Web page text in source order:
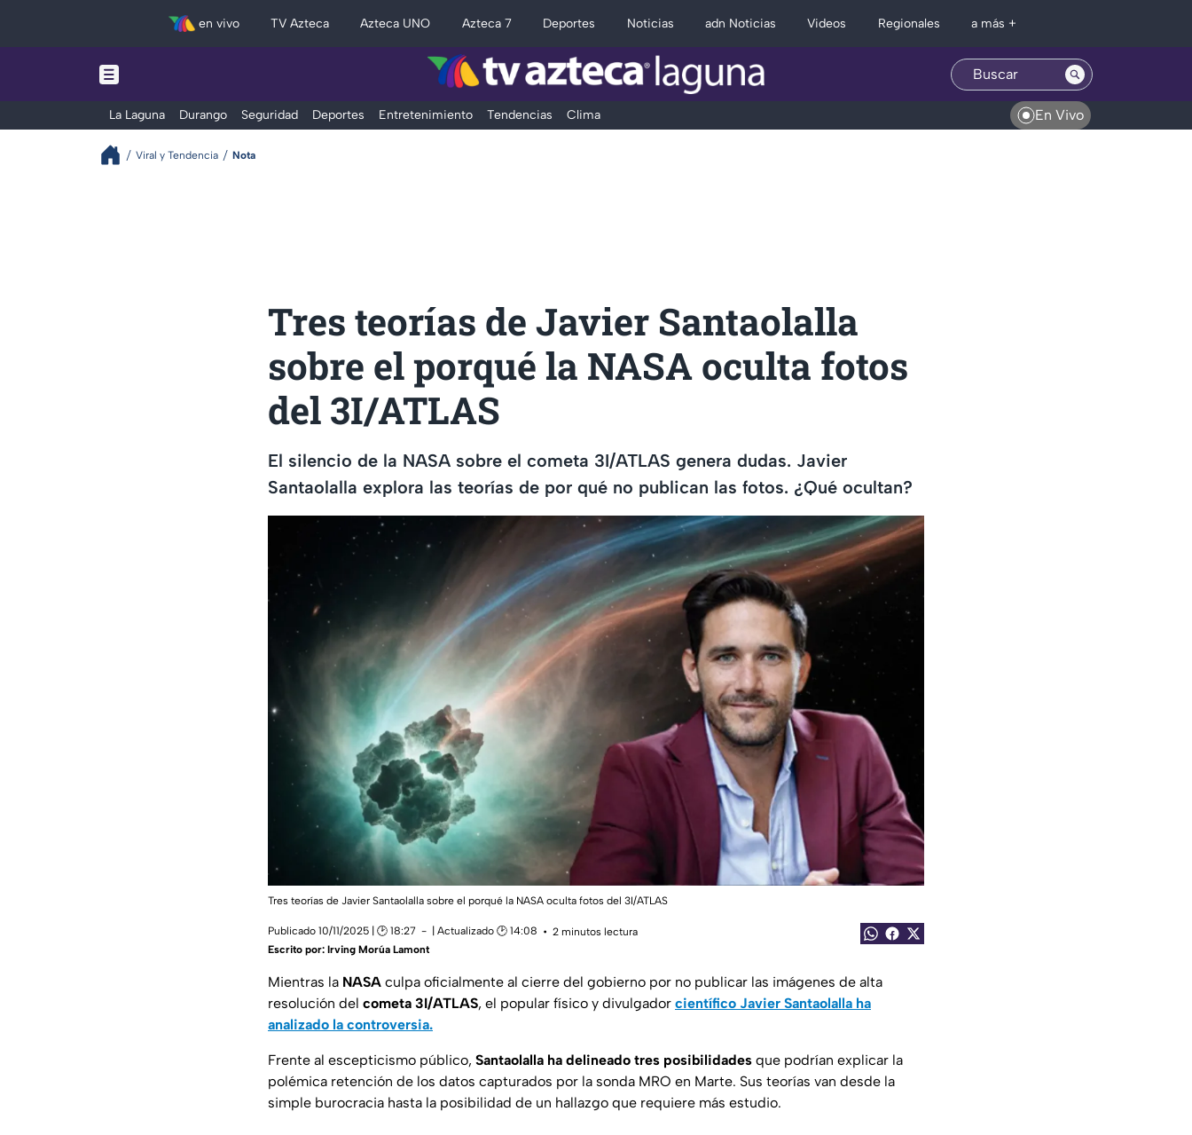
en vivo TV Azteca Azteca UNO Azteca 7 Deportes Noticias adn Noticias Videos Regionales a más +
La Laguna Durango Seguridad Deportes Entretenimiento Tendencias Clima En Vivo
Viral y Tendencia Nota
Tres teorías de Javier Santaolalla
sobre el porqué la NASA oculta fotos
del 3I/ATLAS
El silencio de la NASA sobre el cometa 3I/ATLAS genera dudas. Javier
Santaolalla explora las teorías de por qué no publican las fotos. ¿Qué ocultan?
Tres teorías de Javier Santaolalla sobre el porqué la NASA oculta fotos del 3I/ATLAS
Publicado 10/11/2025 | 🕑 18:27 | Actualizado 🕑 14:08
2 minutos lectura
Escrito por: Irving Morúa Lamont
Mientras la NASA culpa oficialmente al cierre del gobierno por no publicar las imágenes de alta
resolución del cometa 3I/ATLAS, el popular físico y divulgador científico Javier Santaolalla ha
analizado la controversia.
Frente al escepticismo público, Santaolalla ha delineado tres posibilidades que podrían explicar la
polémica retención de los datos capturados por la sonda MRO en Marte. Sus teorías van desde la
simple burocracia hasta la posibilidad de un hallazgo que requiere más estudio.